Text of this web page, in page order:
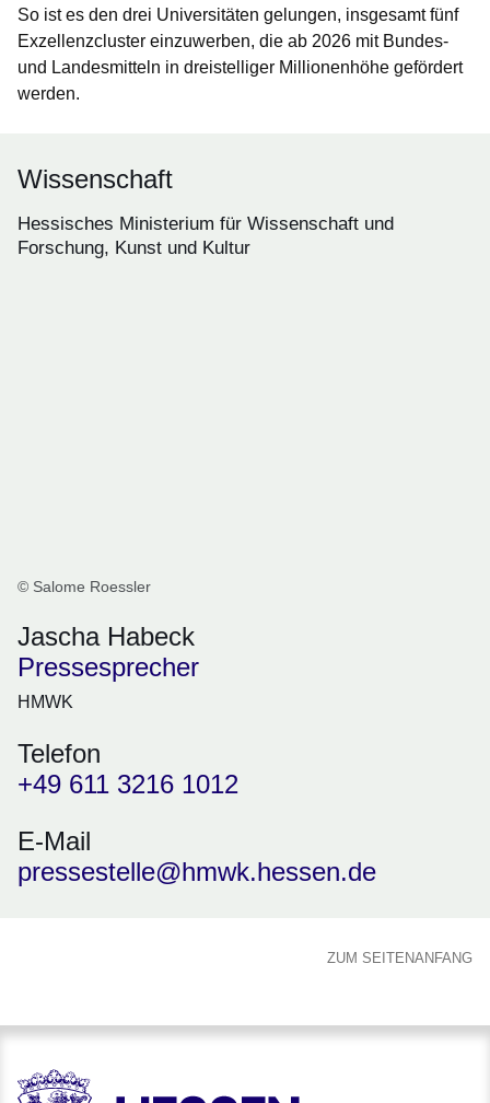
So ist es den drei Universitäten gelungen, insgesamt fünf
Exzellenzcluster einzuwerben, die ab 2026 mit Bundes-
und Landesmitteln in dreistelliger Millionenhöhe gefördert
werden.
Wissenschaft
Hessisches Ministerium für Wissenschaft und
Forschung, Kunst und Kultur
© Salome Roessler
Jascha Habeck
Pressesprecher
HMWK
Telefon
+49 611 3216 1012
E-Mail
pressestelle@hmwk.hessen.de
ZUM SEITENANFANG